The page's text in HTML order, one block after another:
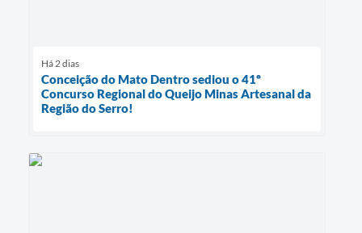
Há 2 dias
Conceição do Mato Dentro sediou o 41º
Concurso Regional do Queijo Minas Artesanal da
Região do Serro!